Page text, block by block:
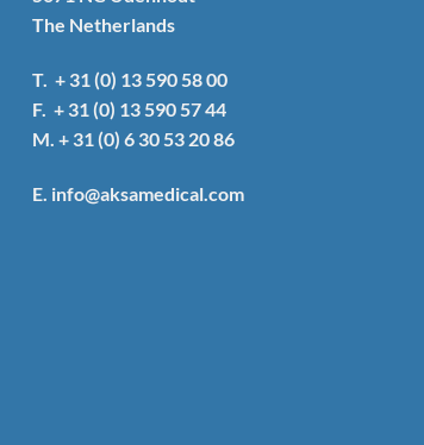
op
de
productpagina
The Netherlands
T. + 31 (0) 13 590 58 00
F. + 31 (0) 13 590 57 44
M. + 31 (0) 6 30 53 20 86
E. info@aksamedical.com